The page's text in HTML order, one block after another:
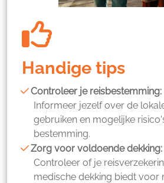
Handige tips
Controleer je reisbestemming:
Informeer jezelf over de
gebruiken en mogelijke
bestemming.
Zorg voor voldoende dekking:
Controleer of je
medische dekking biedt voor